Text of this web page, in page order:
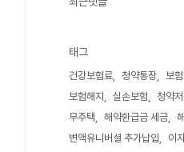
태그
건강보험료 청약통장
보
보험해지
실손보험 청약
무주택
해약환급금 세금
변액유니버셜 추가납입
이